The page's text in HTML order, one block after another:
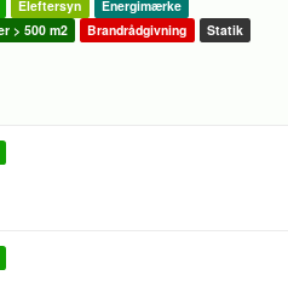
Eleftersyn
Energimærke
> 500 m2
Brandrådgivning Statik